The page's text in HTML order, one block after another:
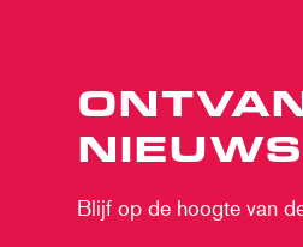
Blijf op de hoogte van